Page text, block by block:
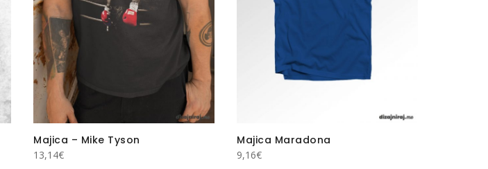
Majica – Mike Tyson
13,14€
Majica Maradona
9,16€